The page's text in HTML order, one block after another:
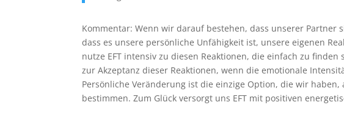
Kommentar: Wenn wir darauf bestehen, dass unserer
dass es unsere persönliche Unfähigkeit ist, unsere eigenen
nutze EFT intensiv zu diesen Reaktionen, die einfach zu
zur Akzeptanz dieser Reaktionen, wenn die emotionale
Persönliche Veränderung ist die einzige Option, die wir
bestimmen. Zum Glück versorgt uns EFT mit positiven